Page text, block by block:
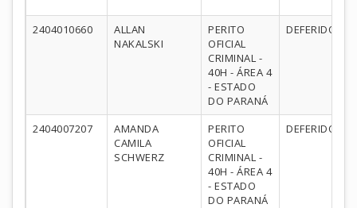
2404010660
ALLAN
NAKALSKI
PERITO
OFICIAL
CRIMINAL -
40H - ÁREA 4
- ESTADO
DO PARANÁ
DEFERIDO
2404007207
AMANDA
CAMILA
SCHWERZ
PERITO
OFICIAL
CRIMINAL -
40H - ÁREA 4
- ESTADO
DO PARANÁ
DEFERIDO